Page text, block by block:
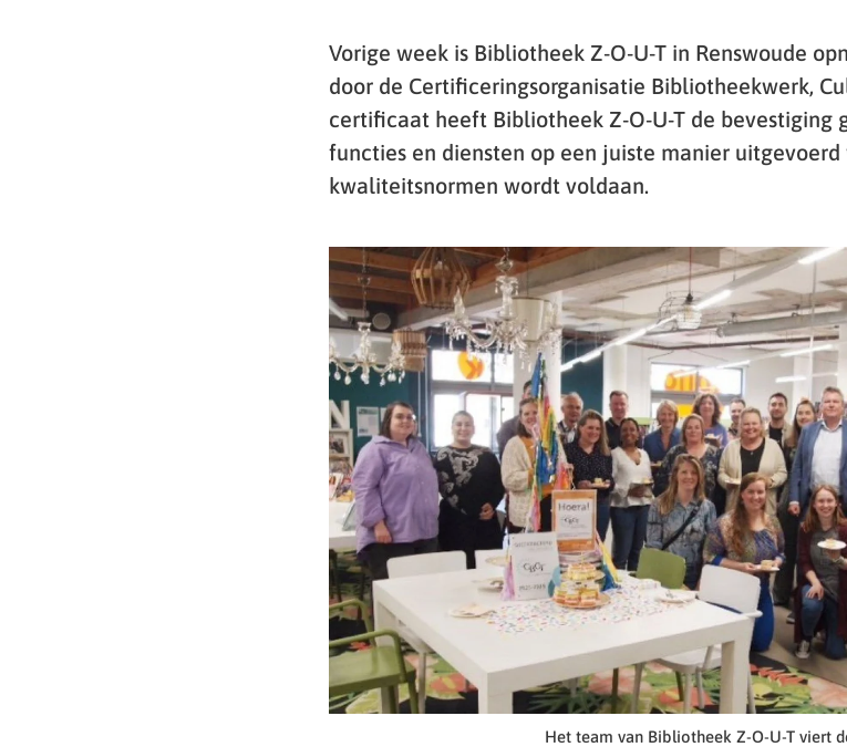
Vorige week is Bibliotheek Z-O-U-T in Renswoude
door de Certificeringsorganisatie Bibliotheekwerk,
certificaat heeft Bibliotheek Z-O-U-T de bevestiging
functies en diensten op een juiste manier
kwaliteitsnormen wordt voldaan.
Het team van Bibliotheek Z-O-U-T viert